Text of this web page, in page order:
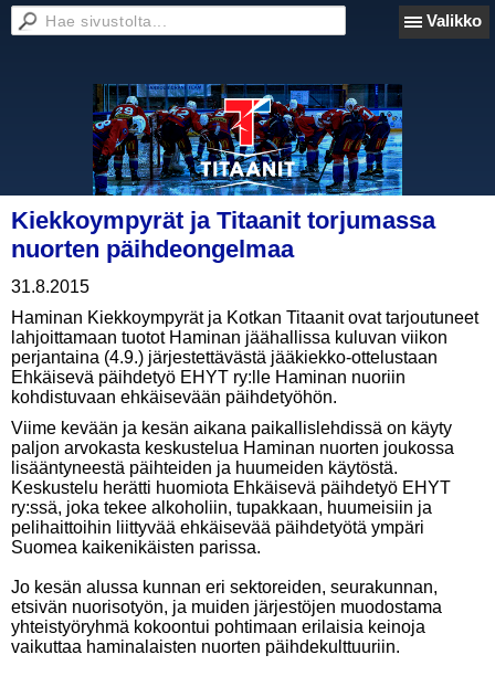
Valikko
Kiekkoympyrät ja Titaanit torjumassa
nuorten päihdeongelmaa
31.8.2015
Haminan Kiekkoympyrät ja Kotkan Titaanit ovat tarjoutuneet
lahjoittamaan tuotot Haminan jäähallissa kuluvan viikon
perjantaina (4.9.) järjestettävästä jääkiekko-ottelustaan
Ehkäisevä päihdetyö EHYT ry:lle Haminan nuoriin
kohdistuvaan ehkäisevään päihdetyöhön.
Viime kevään ja kesän aikana paikallislehdissä on käyty
paljon arvokasta keskustelua Haminan nuorten joukossa
lisääntyneestä päihteiden ja huumeiden käytöstä.
Keskustelu herätti huomiota Ehkäisevä päihdetyö EHYT
ry:ssä, joka tekee alkoholiin, tupakkaan, huumeisiin ja
pelihaittoihin liittyvää ehkäisevää päihdetyötä ympäri
Suomea kaikenikäisten parissa.
Jo kesän alussa kunnan eri sektoreiden, seurakunnan,
etsivän nuorisotyön, ja muiden järjestöjen muodostama
yhteistyöryhmä kokoontui pohtimaan erilaisia keinoja
vaikuttaa haminalaisten nuorten päihdekulttuuriin.